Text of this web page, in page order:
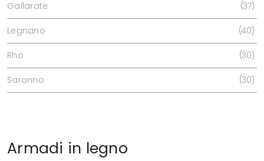
Gallarate 37
Legnano 40
Rho 30
Saronno 30
Armadi in legno